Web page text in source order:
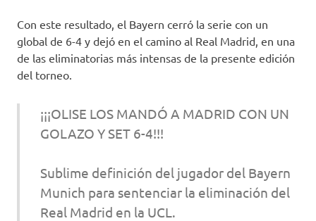
Con este resultado, el Bayern cerró la serie con un
global de 6-4 y dejó en el camino al Real Madrid, en una
de las eliminatorias más intensas de la presente edición
del torneo.
¡¡¡OLISE LOS MANDÓ A MADRID CON UN
GOLAZO Y SET 6-4!!!
Sublime definición del jugador del Bayern
Munich para sentenciar la eliminación del
Real Madrid en la UCL.